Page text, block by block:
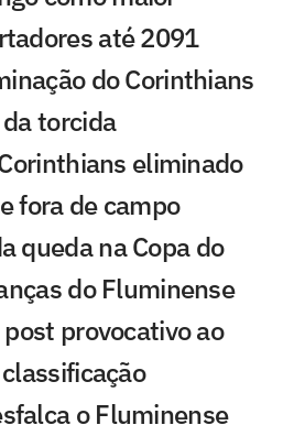
até 2091
do Corinthians
torcida
eliminado
fora de campo
queda na Copa do
do Fluminense
provocativo ao
o Fluminense